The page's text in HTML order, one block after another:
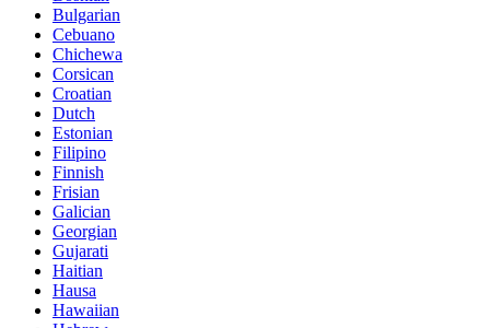
Bulgarian
Cebuano
Chichewa
Corsican
Croatian
Dutch
Estonian
Filipino
Finnish
Frisian
Galician
Georgian
Gujarati
Haitian
Hausa
Hawaiian